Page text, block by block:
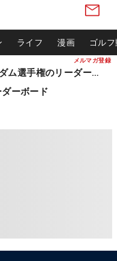
メルマガ登録
ライフ 漫画 ゴル
松山英樹ら出場 ウィンダム選手権のリーダーボード
ーボード